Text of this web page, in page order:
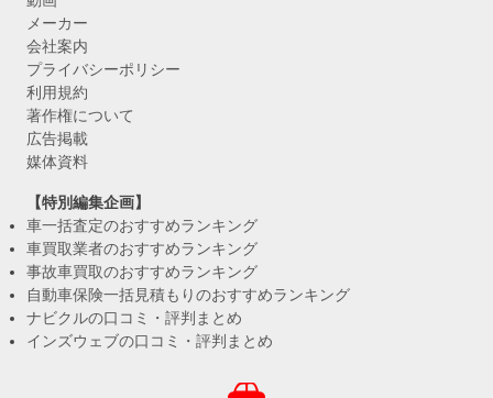
メーカー
会社案内
プライバシーポリシー
利用規約
著作権について
広告掲載
媒体資料
【特別編集企画】
車一括査定のおすすめランキング
車買取業者のおすすめランキング
事故車買取のおすすめランキング
自動車保険一括見積もりのおすすめランキング
ナビクルの口コミ・評判まとめ
インズウェブの口コミ・評判まとめ